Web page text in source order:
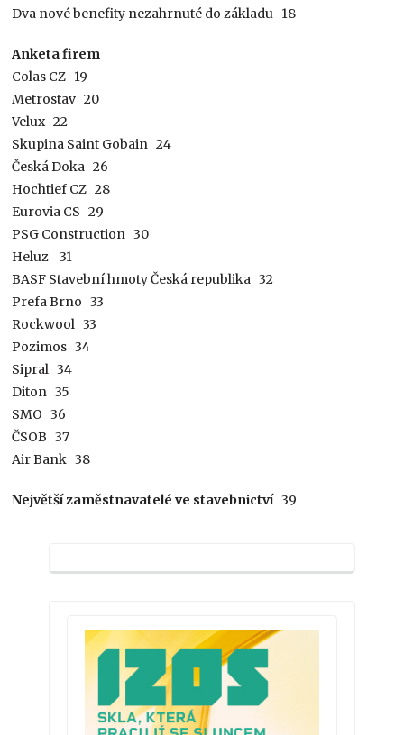
Dva nové benefity nezahrnuté do základu 18
Anketa firem
Colas CZ 19
Metrostav 20
Velux 22
Skupina Saint Gobain 24
Česká Doka 26
Hochtief CZ 28
Eurovia CS 29
PSG Construction 30
Heluz 31
BASF Stavební hmotyČeská republika 32
Prefa Brno 33
Rockwool 33
Pozimos 34
Sipral 34
Diton 35
SMO 36
ČSOB 37
Air Bank 38
Největší zaměstnavatelé ve stavebnictví39